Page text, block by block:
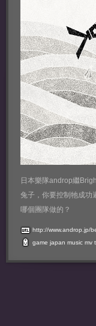
日本樂隊androp繼
兔子，你要控制牠成功
哪個團隊做的？
http://www.androp.jp/
game japan music mv